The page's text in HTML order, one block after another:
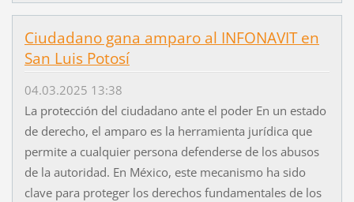
Ciudadano gana amparo al INFONAVIT en
San Luis Potosí
04.03.2025 13:38
La protección del ciudadano ante el poder En un estado
de derecho, el amparo es la herramienta jurídica que
permite a cualquier persona defenderse de los abusos
de la autoridad. En México, este mecanismo ha sido
clave para proteger los derechos fundamentales de los